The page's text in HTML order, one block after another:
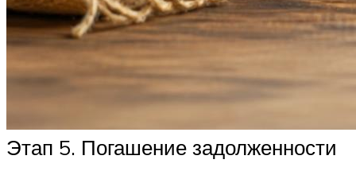
Этап 5. Погашение задолженности